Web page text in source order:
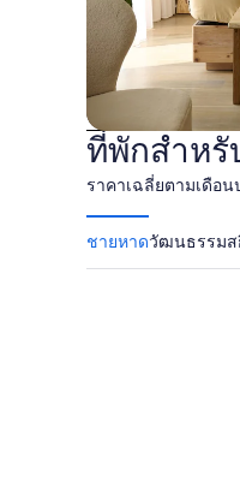
&
การ
พัก
ผ่อน
เซอร์วิสอพาร์ตเม
ที่พักสำหรั
ราคาเฉลี่ยตามเดือ
ชายหาดวัฒนธรรม